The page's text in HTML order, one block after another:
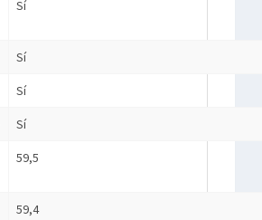
Sí
Sí
Sí
Sí
59,5
59,4